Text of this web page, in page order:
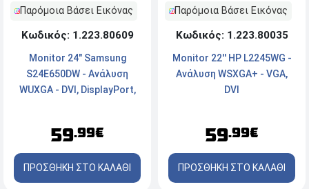
Παρόμοια Βάσει Εικόνας
Κωδικός: 1.223.80609
Monitor 24" Samsung
S24E650DW - Ανάλυση
WUXGA - DVI, DisplayPort,
59.99€
ΠΡΟΣΘΗΚΗ ΣΤΟ ΚΑΛΑΘΙ
Παρόμοια Βάσει Εικόνας
Κωδικός: 1.223.80035
Monitor 22'' HP L2245WG -
Ανάλυση WSXGA+ - VGA,
DVI
59.99€
ΠΡΟΣΘΗΚΗ ΣΤΟ ΚΑΛΑΘΙ